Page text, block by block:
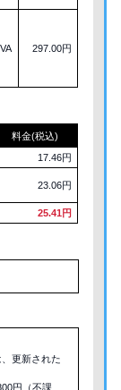
297.00円
料金(税込)
17.46円
23.06円
25.41円
更新された
円（不課